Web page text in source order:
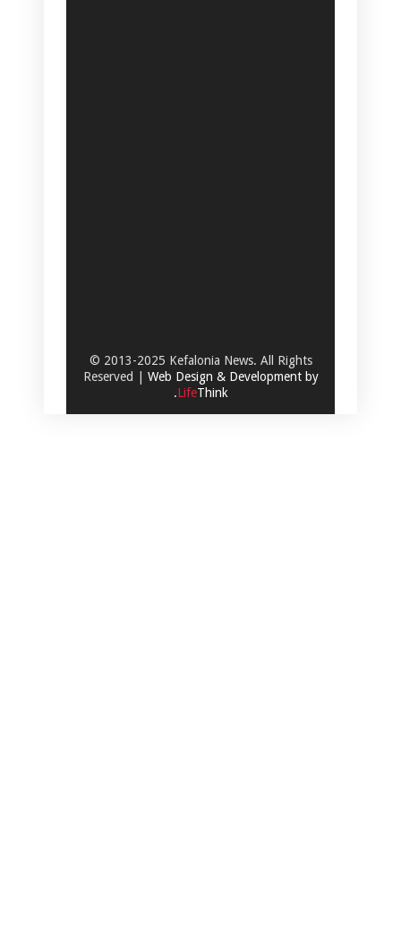
© 2013-2025 Kefalonia News. All Rights
Reserved | Web Design & Development by
.LifeThink